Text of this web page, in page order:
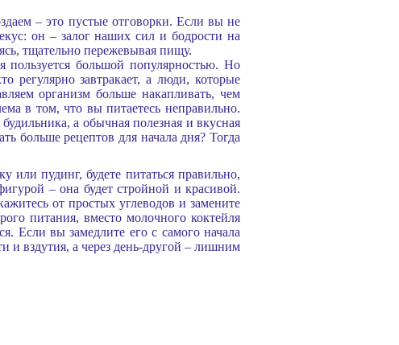
– это пустые отговорки. Если вы не
он – залог наших сил и бодрости на
тщательно пережевывая пищу.
пользуется большой популярностью. Но
регулярно завтракает, а люди, которые
организм больше накапливать, чем
в том, что вы питаетесь неправильно.
а обычная полезная и вкусная
больше рецептов для начала дня? Тогда
пудинг, будете питаться правильно,
– она будет стройной и красивой.
от простых углеводов и замените
питания, вместо молочного коктейля
Если вы замедлите его с самого начала
и вздутия, а через день-другой – лишним